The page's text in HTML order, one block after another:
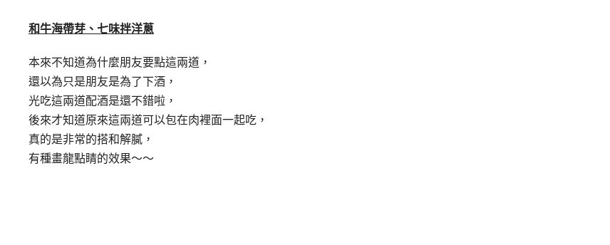
和牛海帶芽、七味拌洋蔥
本來不知道為什麼朋友要點這兩道，
還以為只是朋友是為了下酒，
光吃這兩道配酒是還不錯啦，
後來才知道原來這兩道可以包在肉裡面一起吃，
真的是非常的搭和解膩，
有種畫龍點睛的效果～～